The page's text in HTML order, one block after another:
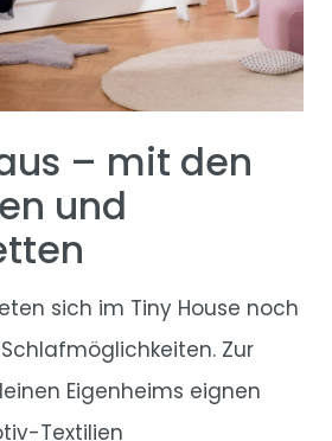
– mit den
und
sich im Tiny House noch
Zur
Eigenheims eignen
Textilien